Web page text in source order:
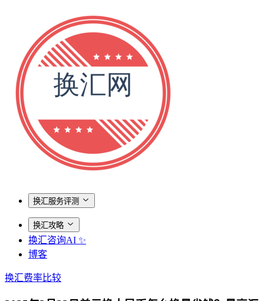
换汇服务评测
换汇攻略
换汇咨询AI ✨
博客
换汇费率比较